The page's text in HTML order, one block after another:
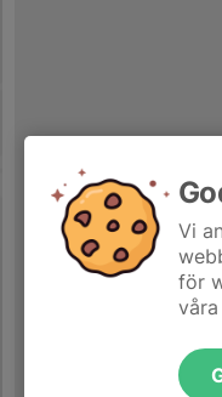
Vi
för